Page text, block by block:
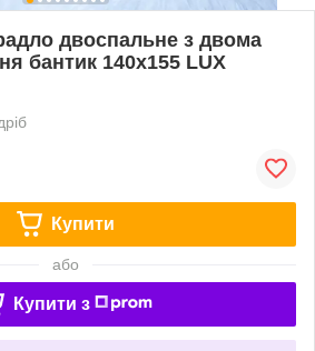
двоспальне з двома
бантик 140х155 LUX
Купити
або
Купити з